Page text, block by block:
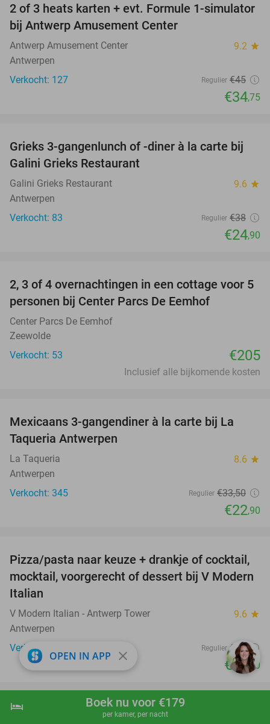
shopping_cart Boek nu
hotel Boek nu voor €179
per kamer, per nacht
23%
2 of 3 heats karten + evt. Formule 1-simulator
bij Antwerp Amusement Center
Antwerp Amusement Center 9.2 star
Antwerpen
Verkocht: 127
Regulier €45
€34,75
34%
Grieks 3-gangenlunch of -diner à la carte bij
Galini Grieks Restaurant
Galini Grieks Restaurant 9.6 star
Antwerpen
Verkocht: 83
Regulier €38
€24,90
2, 3 of 4 overnachtingen in een cottage voor 5
personen bij Center Parcs De Eemhof
Center Parcs De Eemhof
Zeewolde
Verkocht: 53
€205
Inclusief alle bijkomende kosten
32%
Mexicaans 3-gangendiner à la carte bij La
Taqueria Antwerpen
La Taqueria 8.6 star
Antwerpen
Verkocht: 345
Regulier €33,50
€22,90
28%
Pizza/pasta naar keuze + drankje of cocktail,
mocktail, voorgerecht of dessert bij V Modern
Italian
V Modern Italian - Antwerp Tower 9.6 star
Antwerpen
Verkocht: 1.603
Regulier €32
€22,90
Thais 3-gangendiner à la carte bij Royal Thai
OPEN IN APP close